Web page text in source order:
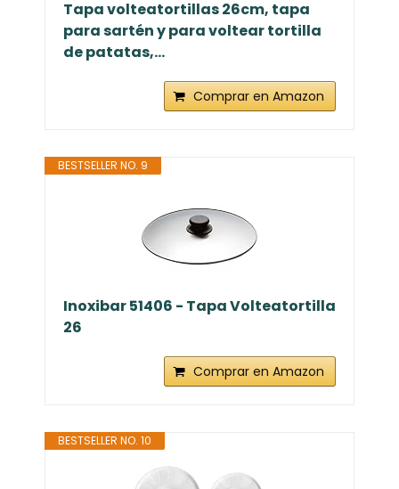
Tapa volteatortillas 26cm, tapa
para sartén y para voltear tortilla
de patatas,...
Comprar en Amazon
BESTSELLER NO. 9
Inoxibar 51406 - Tapa Volteatortilla
26
Comprar en Amazon
BESTSELLER NO. 10